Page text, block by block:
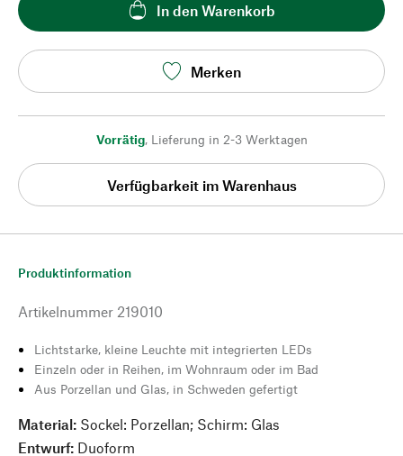
In den Warenkorb
Merken
Vorrätig, Lieferung in 2-3 Werktagen
Verfügbarkeit im Warenhaus
Produktinformation
Artikelnummer 219010
Lichtstarke, kleine Leuchte mit integrierten LEDs
Einzeln oder in Reihen, im Wohnraum oder im Bad
Aus Porzellan und Glas, in Schweden gefertigt
Material: Sockel: Porzellan; Schirm: Glas
Entwurf: Duoform